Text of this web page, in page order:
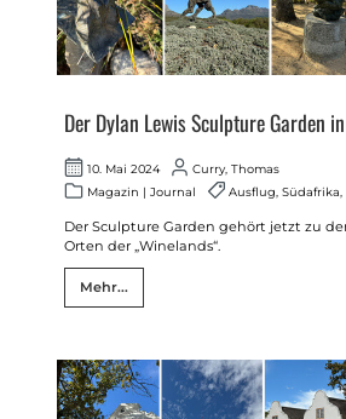
Der Dylan Lewis Sculpture Garden
10. Mai 2024
Curry, Thomas
Magazin
Journal Ausflug,Südafrika,
Der Sculpture Garden gehört jetzt zu
Orten der „Winelands“.
Mehr...